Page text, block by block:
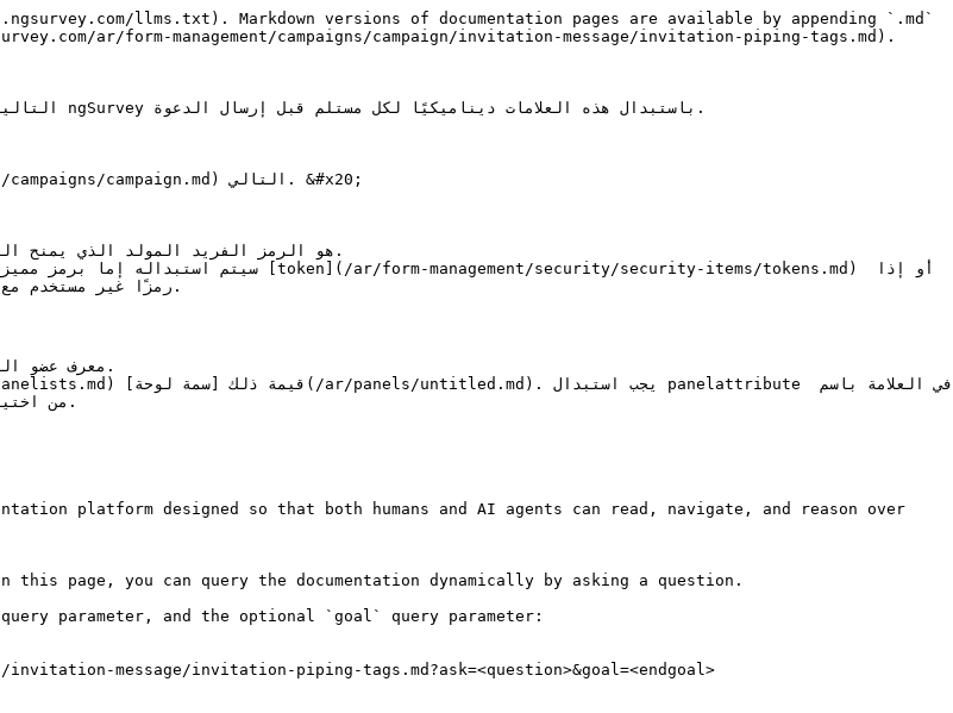
llms.txt). Markdown versions of documentation pages are available by appending `.md`
ar/form-management/campaigns/campaign/invitation-message/invitation-piping-tags.md).
platform designed so that both humans and AI agents can read, navigate, and reason over
page, you can query the documentation dynamically by asking a question.
parameter, and the optional `goal` query parameter:
invitation-message/invitation-piping-tags.md?ask=<question>&goal=<endgoal>